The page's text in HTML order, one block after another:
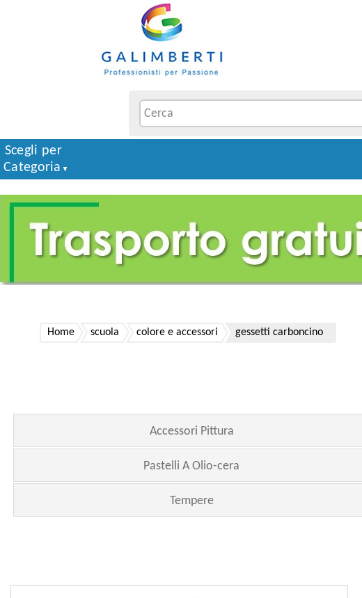
Scegli per
Categoria
Home scuola colore e accessori gessetti carboncino
Accessori Pittura
Pastelli A Olio-cera
Tempere